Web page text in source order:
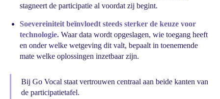
stagneert de participatie al voordat zij begint.
Soevereiniteit beïnvloedt steeds sterker de keuze voor
technologie. Waar data wordt opgeslagen, wie toegang heeft
en onder welke wetgeving dit valt, bepaalt in toenemende
mate welke oplossingen inzetbaar zijn.
Bij Go Vocal staat vertrouwen centraal aan beide kanten van
de participatietafel.